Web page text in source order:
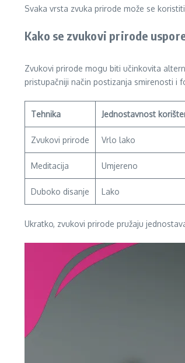
Svaka vrsta zvuka prirode može se
Kako se zvukovi prirode
Zvukovi prirode mogu biti učinkovita
pristupačniji način postizanja smirenosti i
Tehnika Jednostavnost
Zvukovi prirode Vrlo lako
Meditacija Umjereno
Duboko disanje Lako
Ukratko, zvukovi prirode pružaju